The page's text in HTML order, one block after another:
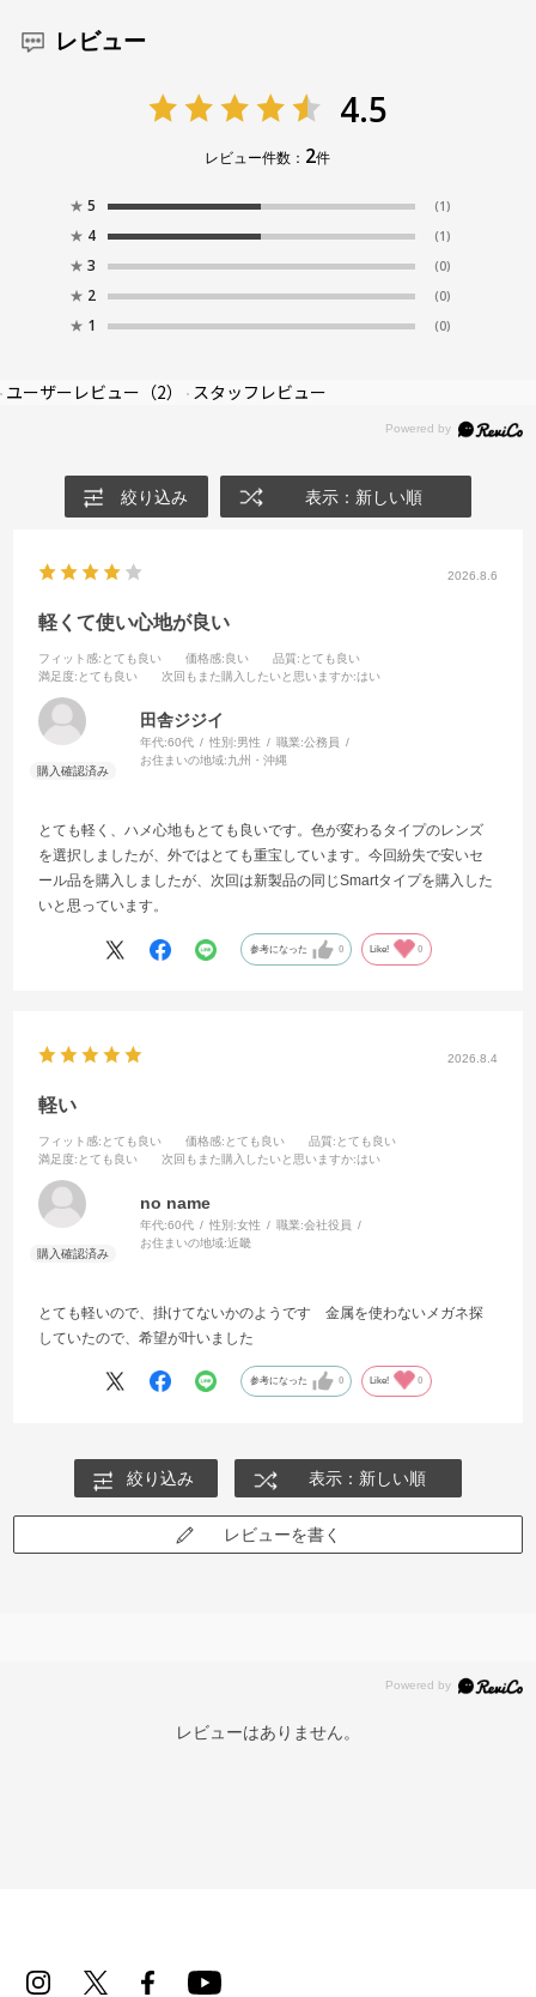
レビュー
4.5
レビュー件数： 2件
★ 5 (1)
★ 4 (1)
★ 3 (0)
★ 2 (0)
★ 1 (0)
ユーザーレビュー （2） スタッフレビュー
絞り込み 表示：新しい順
2026.8.6
軽くて使い心地が良い
フィット感:とても良い 価格感:良い 品質:とても良い
満足度:とても良い 次回もまた購入したいと思いますか:はい
田舎ジジイ
年代:60代 性別:男性 職業:公務員
お住まいの地域:九州・沖縄
とても軽く、ハメ心地もとても良いです。色が変わるタイプのレンズ
を選択しましたが、外ではとても重宝しています。今回紛失で安いセ
ール品を購入しましたが、次回は新製品の同じSmartタイプを購入した
いと思っています。
参考になった 0 Like! 0
2026.8.4
軽い
フィット感:とても良い 価格感:とても良い 品質:とても良い
満足度:とても良い 次回もまた購入したいと思いますか:はい
no name
年代:60代 性別:女性 職業:会社役員
お住まいの地域:近畿
とても軽いので、掛けてないかのようです 金属を使わないメガネ探
していたので、希望が叶いました
参考になった 0 Like! 0
絞り込み 表示：新しい順
レビューを書く
レビューはありません。